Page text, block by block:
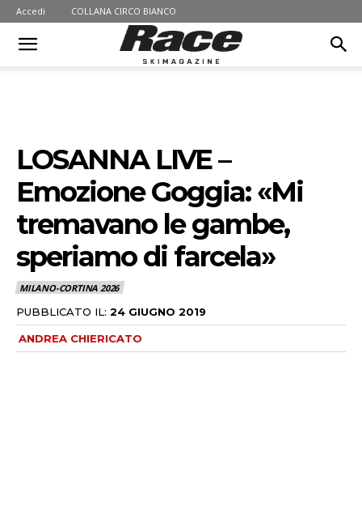
Accedi COLLANA CIRCO BIANCO
LOSANNA LIVE –
Emozione Goggia: «Mi
tremavano le gambe,
speriamo di farcela»
MILANO-CORTINA 2026
PUBBLICATO IL: 24 GIUGNO 2019
ANDREA CHIERICATO